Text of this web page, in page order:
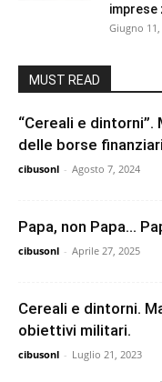
Giugno 11,
MUST READ
“Cereali e
delle borse
cibusonl - Agosto 7, 2024
Papa, non Papa…
cibusonl - Aprile 27, 2025
Cereali e dintorni.
obiettivi militari.
cibusonl - Luglio 21, 2023